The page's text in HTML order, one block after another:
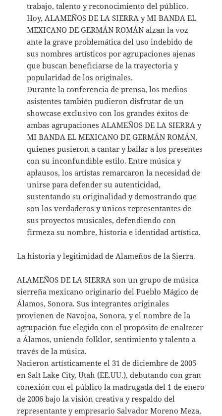
trabajo, talento y reconocimiento del público.
Hoy, ALAMEÑOS DE LA SIERRA y MI BANDA EL
MEXICANO DE GERMÁN ROMÁN alzan la voz
ante la grave problemática del uso indebido de
sus nombres artísticos por agrupaciones ajenas
que buscan beneficiarse de la trayectoria y
popularidad de los originales.
Durante la conferencia de prensa, los medios
asistentes también pudieron disfrutar de un
showcase exclusivo con los grandes éxitos de
ambas agrupaciones ALAMEÑOS DE LA SIERRA y
MI BANDA EL MEXICANO DE GERMÁN ROMÁN,
quienes pusieron a cantar y bailar a los presentes
con su inconfundible estilo. Entre música y
aplausos, los artistas remarcaron la necesidad de
unirse para defender su autenticidad,
sustentando su originalidad y demostrando que
son los verdaderos y únicos representantes de
sus proyectos musicales, defendiendo con
firmeza su nombre, historia e identidad artística.
La historia y legitimidad de Alameños de la Sierra.
ALAMEÑOS DE LA SIERRA son un grupo de música
sierreña mexicano originario del Pueblo Mágico de
Álamos, Sonora. Sus integrantes originales
provienen de Navojoa, Sonora, y el nombre de la
agrupación fue elegido con el propósito de enaltecer
a Álamos, uniendo folklor, sentimiento y talento a
través de la música.
Nacieron artísticamente el 31 de diciembre de 2005
en Salt Lake City, Utah (EE.UU.), debutando con gran
conexión con el público la madrugada del 1 de enero
de 2006 bajo la visión creativa y respaldo del
representante y empresario Salvador Moreno Meza,